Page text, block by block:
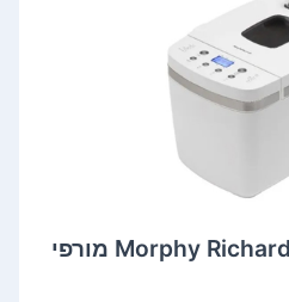
אופה לחם 48297 Morphy Richards מורפי